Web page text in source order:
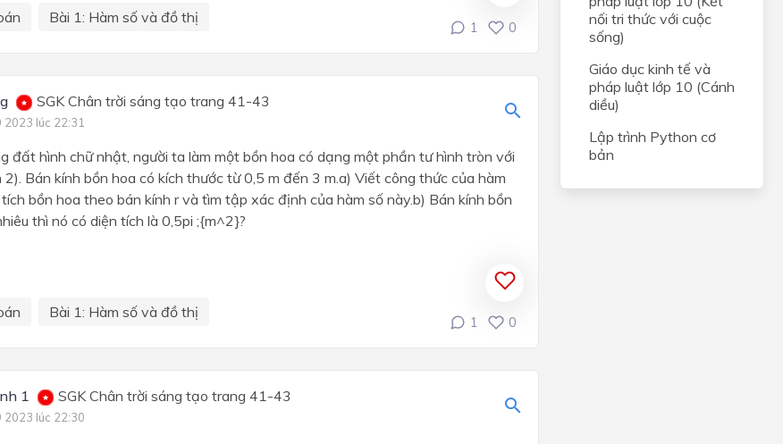
Bài 1: Hàm số và đồ thị
1 0
SGK Chân trời sáng tạo trang 41-43
2023 lúc 22:31
đất hình chữ nhật, người ta làm một bồn hoa có dạng một phần tư hình tròn với
2). Bán kính bồn hoa có kích thước từ 0,5 m đến 3 m.a) Viết công thức của hàm
bồn hoa theo bán kính r và tìm tập xác định của hàm số này.b) Bán kính bồn
thì nó có diện tích là 0,5pi ;{m^2}?
Bài 1: Hàm số và đồ thị
1 0
1 SGK Chân trời sáng tạo trang 41-43
2023 lúc 22:30
nối tri thức với cuộc
sống)
Giáo dục kinh tế và
pháp luật lớp 10 (Cánh
diều)
Lập trình Python cơ
bản